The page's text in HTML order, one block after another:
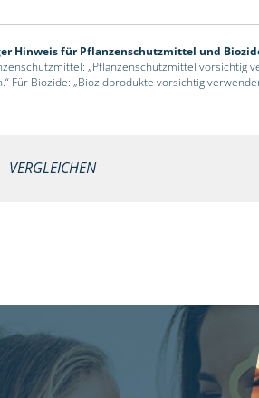
Hinweis für Pflanzenschutzmittel und
„Pflanzenschutzmittel vorsichtig
Für Biozide: „Biozidprodukte vorsichtig
VERGLEICHEN